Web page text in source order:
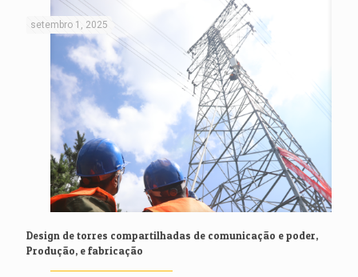
setembro 1, 2025
Design de torres compartilhadas de comunicação e poder,
Produção, e fabricação